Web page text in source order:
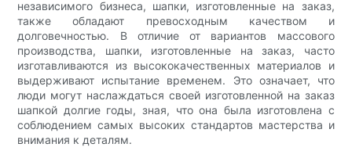
независимого бизнеса, шапки, изготовленные на заказ,
также обладают превосходным качеством и
долговечностью. В отличие от вариантов массового
производства, шапки, изготовленные на заказ, часто
изготавливаются из высококачественных материалов и
выдерживают испытание временем. Это означает, что
люди могут наслаждаться своей изготовленной на заказ
шапкой долгие годы, зная, что она была изготовлена ​​с
соблюдением самых высоких стандартов мастерства и
внимания к деталям.